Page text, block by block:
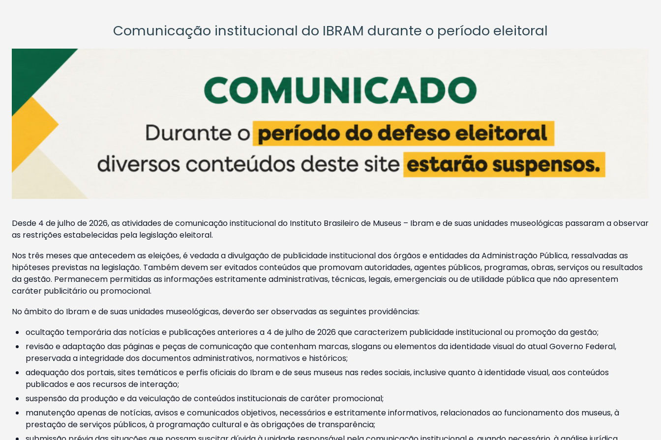
Comunicação institucional do IBRAM durante o período eleitoral
Desde 4 de julho de 2026, as atividades de comunicação institucional do Instituto Brasileiro de Museus – Ibram e de suas unidades museológicas passaram a observar
as restrições estabelecidas pela legislação eleitoral.
Nos três meses que antecedem as eleições, é vedada a divulgação de publicidade institucional dos órgãos e entidades da Administração Pública, ressalvadas as
hipóteses previstas na legislação. Também devem ser evitados conteúdos que promovam autoridades, agentes públicos, programas, obras, serviços ou resultados
da gestão. Permanecem permitidas as informações estritamente administrativas, técnicas, legais, emergenciais ou de utilidade pública que não apresentem
caráter publicitário ou promocional.
No âmbito do Ibram e de suas unidades museológicas, deverão ser observadas as seguintes providências:
ocultação temporária das notícias e publicações anteriores a 4 de julho de 2026 que caracterizem publicidade institucional ou promoção da gestão;
revisão e adaptação das páginas e peças de comunicação que contenham marcas, slogans ou elementos da identidade visual do atual Governo Federal,
preservada a integridade dos documentos administrativos, normativos e históricos;
adequação dos portais, sites temáticos e perfis oficiais do Ibram e de seus museus nas redes sociais, inclusive quanto à identidade visual, aos conteúdos
publicados e aos recursos de interação;
suspensão da produção e da veiculação de conteúdos institucionais de caráter promocional;
manutenção apenas de notícias, avisos e comunicados objetivos, necessários e estritamente informativos, relacionados ao funcionamento dos museus, à
prestação de serviços públicos, à programação cultural e às obrigações de transparência;